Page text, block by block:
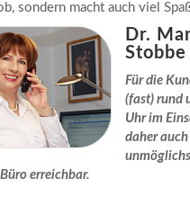
sondern macht auch viel
Dr.
Stobbe
Für die
(fast) rund
Uhr im
daher auch
erreichbar.